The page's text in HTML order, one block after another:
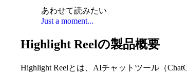
あわせて読みたい
Just a moment...
Highlight Reelの製品概要
Highlight Reelとは、AIチャットツール（